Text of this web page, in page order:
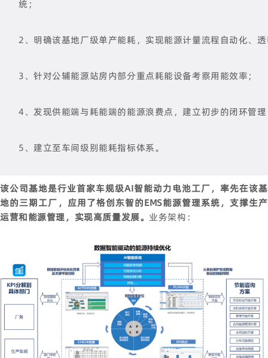
统；
2、明确该基地厂级单产能耗，实现能源计量流程自动化、
3、针对公辅能源站房内部分重点耗能设备考察用能效率；
4、发现供能端与耗能端的能源浪费点，建立初步的闭环管
5、建立至车间级别能耗指标体系。
该公司基地是行业首家车规级AI智能动力电池工厂，率先在该基
地的三期工厂，应用了格创东智的EMS能源管理系统，支撑生产
运营和能源管理，实现高质量发展。业务架构：